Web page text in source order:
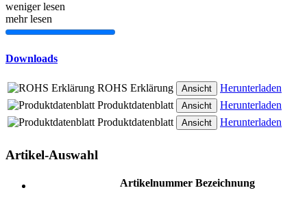
weniger lesen
mehr lesen
Downloads
ROHS Erklärung Ansicht
Herunterladen
Produktdatenblatt
Ansicht
Herunterladen
Produktdatenblatt
Ansicht Herunterladen
Artikel-Auswahl
Artikelnummer Bezeichnung